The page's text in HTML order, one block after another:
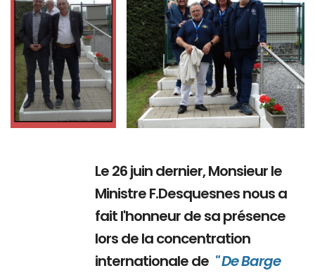
Le 26 juin dernier, Monsieur le
Ministre F.Desquesnes nous a
fait l'honneur de sa présence
lors de la concentration
internationale de " De Barge